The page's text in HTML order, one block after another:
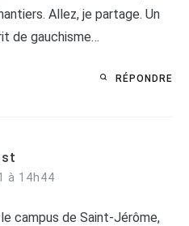
Allez, je partage. Un
de gauchisme…
RÉPONDRE
à 14h44
campus de Saint-Jérôme,